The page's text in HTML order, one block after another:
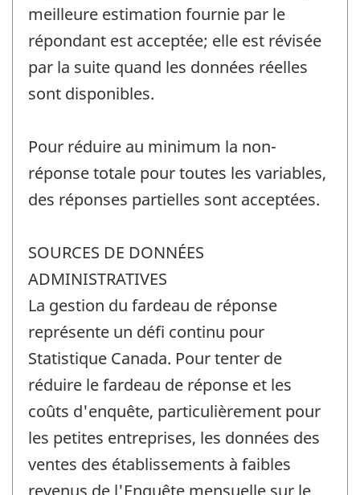
meilleure estimation fournie par le
répondant est acceptée; elle est révisée
par la suite quand les données réelles
sont disponibles.
Pour réduire au minimum la non-
réponse totale pour toutes les variables,
des réponses partielles sont acceptées.
SOURCES DE DONNÉES
ADMINISTRATIVES
La gestion du fardeau de réponse
représente un défi continu pour
Statistique Canada. Pour tenter de
réduire le fardeau de réponse et les
coûts d'enquête, particulièrement pour
les petites entreprises, les données des
ventes des établissements à faibles
revenus de l'Enquête mensuelle sur le